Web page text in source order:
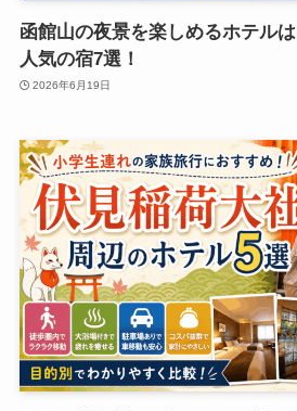
函館山の夜景を楽しめるホテル
人気の宿7選！
2026年6月19日